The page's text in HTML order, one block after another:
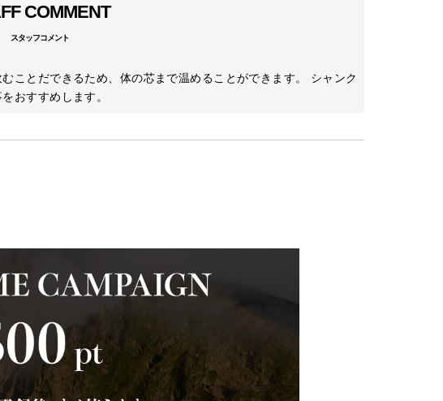
COMMENT
スタッフコメント
ことだできるため、体の芯まで温めることができます。 シャンク
おすすめします。